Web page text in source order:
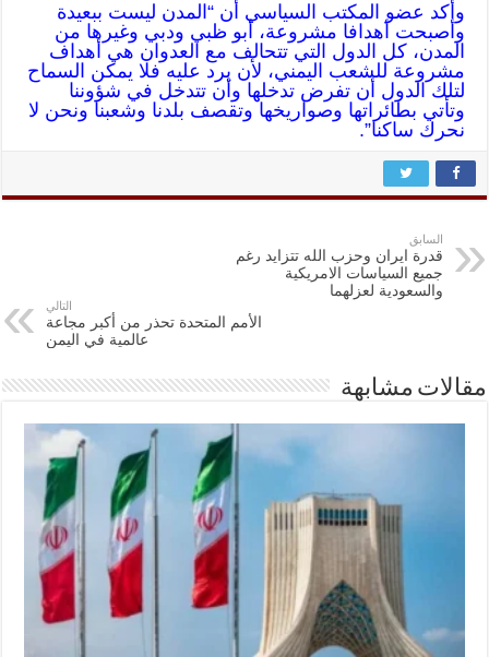
وأكد عضو المكتب السياسي أن “المدن ليست ببعيدة
وأصبحت أهدافا مشروعة، أبو ظبي ودبي وغيرها من
المدن، كل الدول التي تتحالف مع العدوان هي أهداف
مشروعة للشعب اليمني، لأن يرد عليه فلا يمكن السماح
لتلك الدول أن تفرض تدخلها وأن تتدخل في شؤوننا
وتأتي بطائراتها وصواريخها وتقصف بلدنا وشعبنا ونحن لا
نحرك ساكنا”.
السابق
قدرة ايران وحزب الله تتزايد رغم
جميع السياسات الامريكية
والسعودية لعزلهما
التالي
الأمم المتحدة تحذر من أكبر مجاعة
عالمية في اليمن
مقالات مشابهة